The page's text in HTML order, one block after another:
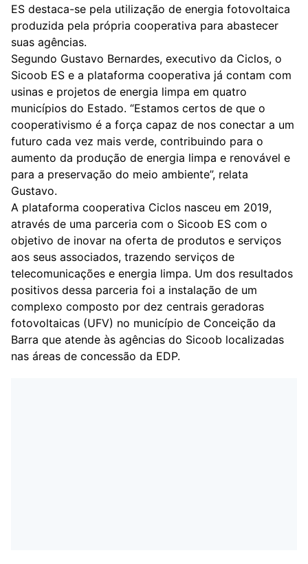
ES destaca-se pela utilização de energia fotovoltaica
produzida pela própria cooperativa para abastecer
suas agências.
Segundo Gustavo Bernardes, executivo da Ciclos, o
Sicoob ES e a plataforma cooperativa já contam com
usinas e projetos de energia limpa em quatro
municípios do Estado. “Estamos certos de que o
cooperativismo é a força capaz de nos conectar a um
futuro cada vez mais verde, contribuindo para o
aumento da produção de energia limpa e renovável e
para a preservação do meio ambiente”, relata
Gustavo.
A plataforma cooperativa Ciclos nasceu em 2019,
através de uma parceria com o Sicoob ES com o
objetivo de inovar na oferta de produtos e serviços
aos seus associados, trazendo serviços de
telecomunicações e energia limpa. Um dos resultados
positivos dessa parceria foi a instalação de um
complexo composto por dez centrais geradoras
fotovoltaicas (UFV) no município de Conceição da
Barra que atende às agências do Sicoob localizadas
nas áreas de concessão da EDP.